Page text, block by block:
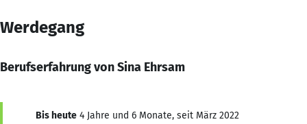
Werdegang
Berufserfahrung von Sina Ehrsam
Bis heute 4 Jahre und 6 Monate, seit März 2022